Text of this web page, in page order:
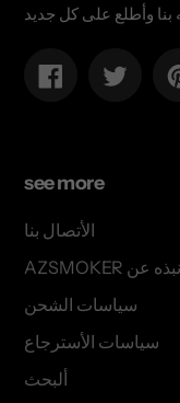
بنا وأطلع على كل جديد
Facebook
see more
الأتصال بنا
AZSMOKER نبذه عن
سياسات الشحن
سياسات الأسترجاع
ألبحث